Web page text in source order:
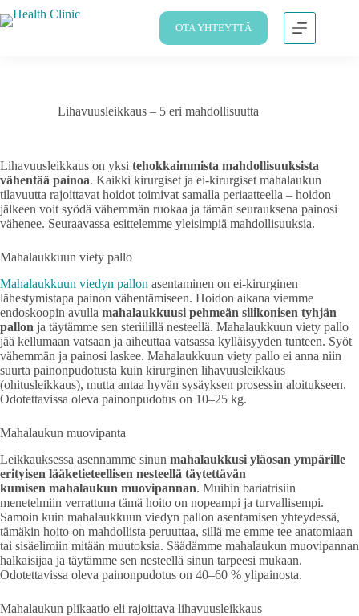
OTA YHTEYTTÄ
Lihavuusleikkaus – 5 eri mahdollisuutta
Lihavuusleikkaus on yksi tehokkaimmista mahdollisuuksista
vähentää painoa. Kaikki kirurgiset ja ei-kirurgiset mahalaukun
tilavuutta rajoittavat hoidot toimivat samalla periaatteella – hoidon
jälkeen voit syödä vähemmän ruokaa ja tämän seurauksena painosi
vähenee. Seuraavassa esittelemme yleisimpiä mahdollisuuksia.
Mahalaukkuun viety pallo
Mahalaukkuun viedyn pallon asentaminen on ei-kirurginen
lähestymistapa painon vähentämiseen. Hoidon aikana viemme
endoskoopin avulla mahalaukkuusi pehmeän silikonisen tyhjän
pallon ja täytämme sen steriilillä nesteellä. Mahalaukkuun viety pallo
jää kellumaan vatsaan ja aiheuttaa vatsassa kylläisyyden tunteen. Syöt
vähemmän ja painosi laskee. Mahalaukkuun viety pallo ei anna niin
suurta painonpudotusta kuin kirurginen lihavuusleikkaus
(ohitusleikkaus), mutta antaa hyvän sysäyksen prosessin aloitukseen.
Odotettavissa oleva painonpudotus on 10–25 kg.
Mahalaukun muovipanta
Leikkauksessa asennamme sinun mahalaukkusi yläosan ympärille
erityisen lääketieteellisen nesteellä täytettävän
kumisen mahalaukun muovipannan. Muihin bariatrisiin
menetelmiin verrattuna tämä hoito on nopeampi ja turvallisempi.
Samoin kuin mahalaukkuun viedyn pallon asentamisen yhteydessä,
tämäkin hoito on mahdollista peruuttaa, sillä me emme tee anatomiaan
tai sisäelimiin mitään muutoksia. Säädämme mahalaukun muovipannan
halkaisijaa ja täytämme sen nesteellä sinun tarpeesi mukaan.
Odotettavissa oleva painonpudotus on 40–60 % ylipainosta.
Mahalaukun plikaatio eli rajoittava lihavuusleikkaus